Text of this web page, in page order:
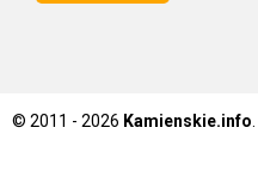
© 2011 - 2026 Kamienskie.info